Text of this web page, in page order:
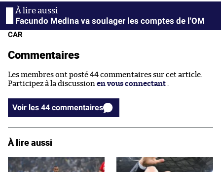
Facundo Medina va soulager les comptes de l'OM
CAR
Commentaires
Les membres ont posté 44 commentaires sur cet article.
Participez à la discussion en vous connectant
Voir les 44 commentaires
À lire aussi